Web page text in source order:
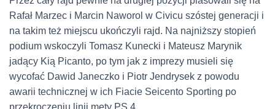
Rafał Marzec i Marcin Naworol w Civicu szóstej generacji i
na takim też miejscu ukończyli rajd. Na najniższy stopień
podium wskoczyli Tomasz Kunecki i Mateusz Marynik
jadący Kią Picanto, po tym jak z imprezy musieli się
wycofać Dawid Janeczko i Piotr Jendrysek z powodu
awarii technicznej w ich Fiacie Seicento Sporting po